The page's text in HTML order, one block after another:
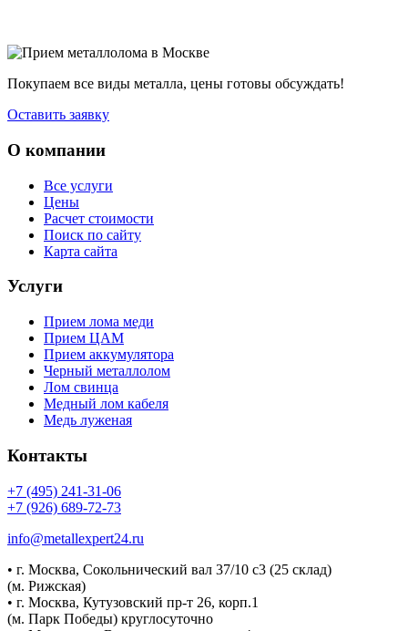
Покупаем все виды металла, цены готовы обсуждать!
Оставить заявку
О компании
Все услуги
Цены
Расчет стоимости
Поиск по сайту
Карта сайта
Услуги
Прием лома меди
Прием ЦАМ
Прием аккумулятора
Черный металлолом
Лом свинца
Медный лом кабеля
Медь луженая
Контакты
+7 (495) 241-31-06
+7 (926) 689-72-73
info@metallexpert24.ru
• г. Москва, Сокольнический вал 37/10 с3 (25 склад)
(м. Рижская)
• г. Москва, Кутузовский пр-т 26, корп.1
(м. Парк Победы) круглосуточно